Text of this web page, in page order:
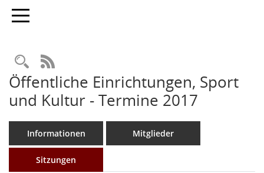
Toggle navigation
Rechercheauswahl
RSS-Feed
Öffentliche Einrichtungen, Sport
und Kultur - Termine 2017
Informationen Mitglieder
Sitzungen